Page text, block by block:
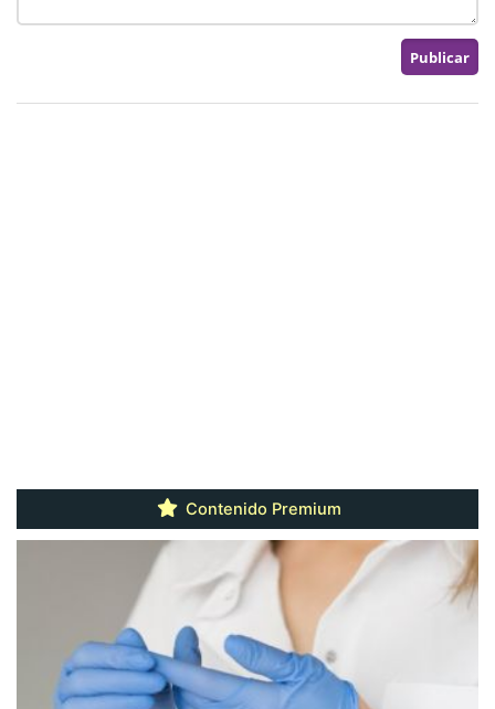
Contenido Premium